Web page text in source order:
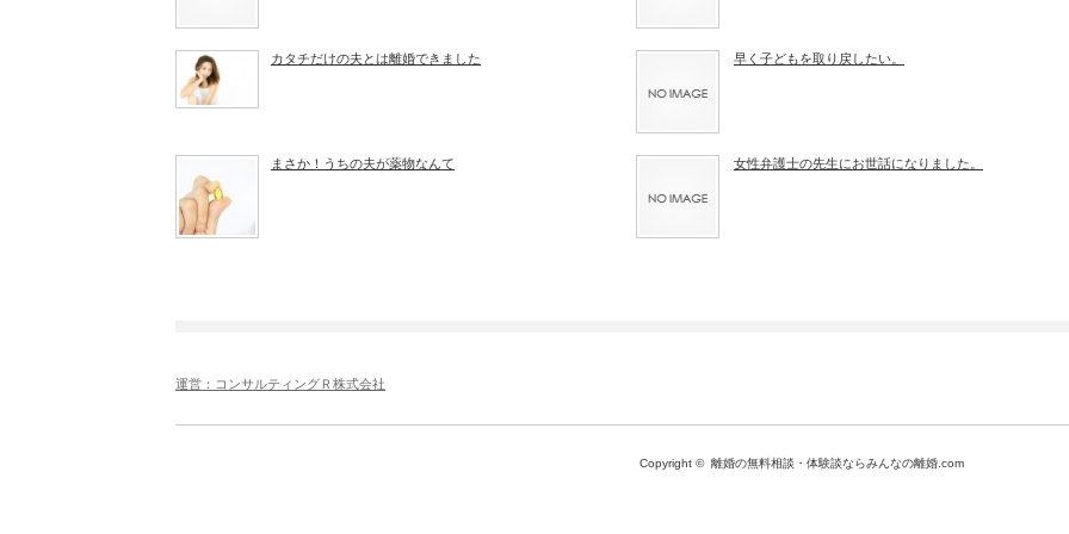
カタチだけの夫とは離婚できました 早く子どもを取り戻したい。
まさか！うちの夫が薬物なんて 女性弁護士の先生にお世話になりました。
運営：コンサルティングＲ株式会社
Copyright © 離婚の無料相談・体験談ならみんなの離婚.com